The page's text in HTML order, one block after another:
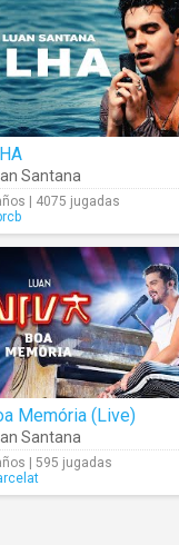
Santana
| 4075 jugadas
Memória (Live)
Santana
| 595 jugadas